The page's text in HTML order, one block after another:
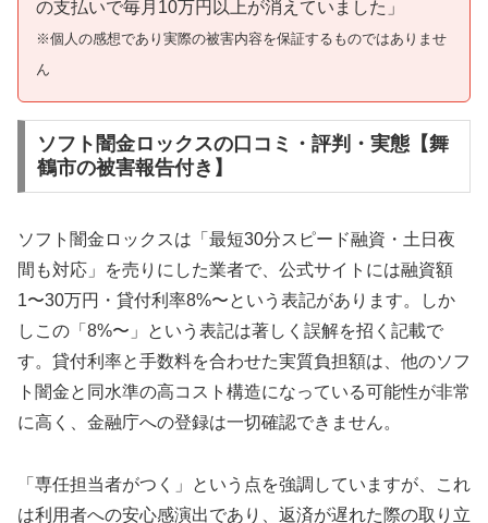
の支払いで毎月10万円以上が消えていました」
※個人の感想であり実際の被害内容を保証するものではありませ
ん
ソフト闇金ロックスの口コミ・評判・実態【舞
鶴市の被害報告付き】
ソフト闇金ロックスは「最短30分スピード融資・土日夜
間も対応」を売りにした業者で、公式サイトには融資額
1〜30万円・貸付利率8%〜という表記があります。しか
しこの「8%〜」という表記は著しく誤解を招く記載で
す。貸付利率と手数料を合わせた実質負担額は、他のソフ
ト闇金と同水準の高コスト構造になっている可能性が非常
に高く、金融庁への登録は一切確認できません。
「専任担当者がつく」という点を強調していますが、これ
は利用者への安心感演出であり、返済が遅れた際の取り立